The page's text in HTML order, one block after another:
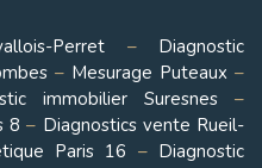
Perret – Diagnostic
– Mesurage Puteaux –
immobilier Suresnes –
8 – Diagnostics vente Rueil-
Paris 16 – Diagnostic